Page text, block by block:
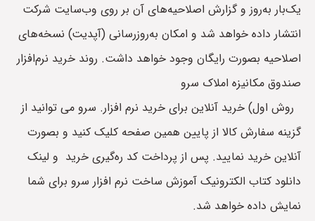
یک‌بار به‌روز و گزارش اصلاحیه‌های آن بر روی وب‌سایت شرکت
انتشار داده خواهد شد و امکان به‌روزرسانی (آپدیت) نسخه‌های
اصلاحیه بصورت رایگان وجود خواهد داشت. روند خرید نرم‌افزار
صندوق مکانیزه املاک سرو
روش اول) خرید آنلاین برای خرید نرم افزار. سرو می توانید از
گزینه سفارش کالا از پایین همین صفحه کلیک کنید و بصورت
آنلاین خرید نمایید. پس از پرداخت کد ره‌گیری خرید و لینک
دانلود کتاب الکترونیک آموزش ساخت نرم افزار سرو برای شما
نمایش داده خواهد شد.